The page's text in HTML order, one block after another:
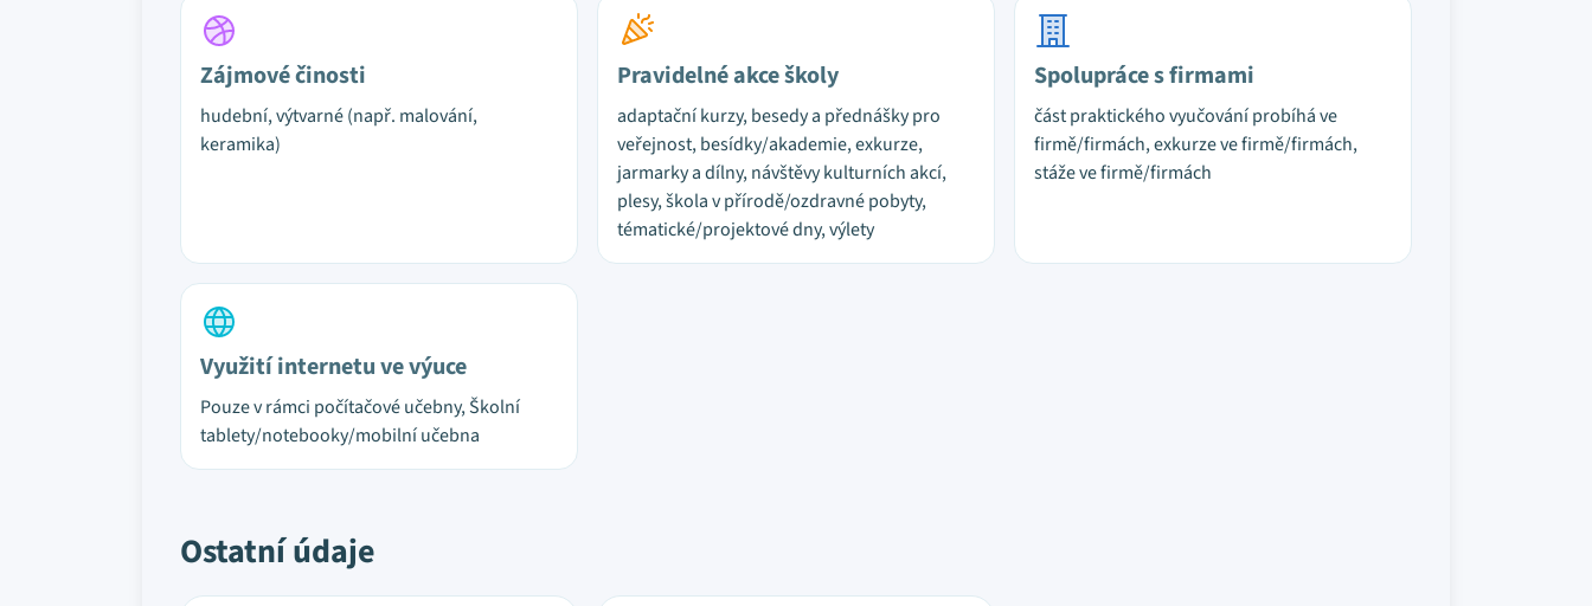
Zájmové činosti
hudební, výtvarné (např. malování,
keramika)
Pravidelné akce školy
adaptační kurzy, besedy a přednášky pro
veřejnost, besídky/akademie, exkurze,
jarmarky a dílny, návštěvy kulturních akcí,
plesy, škola v přírodě/ozdravné pobyty,
tématické/projektové dny, výlety
Spolupráce s firmami
část praktického vyučování probíhá ve
firmě/firmách, exkurze ve firmě/firmách,
stáže ve firmě/firmách
Využití internetu ve výuce
Pouze v rámci počítačové učebny, Školní
tablety/notebooky/mobilní učebna
Ostatní údaje